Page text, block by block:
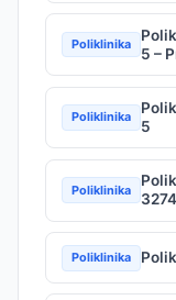
Poliklinika
5 –
Poliklinika
5
Poliklinika
Poliklinika